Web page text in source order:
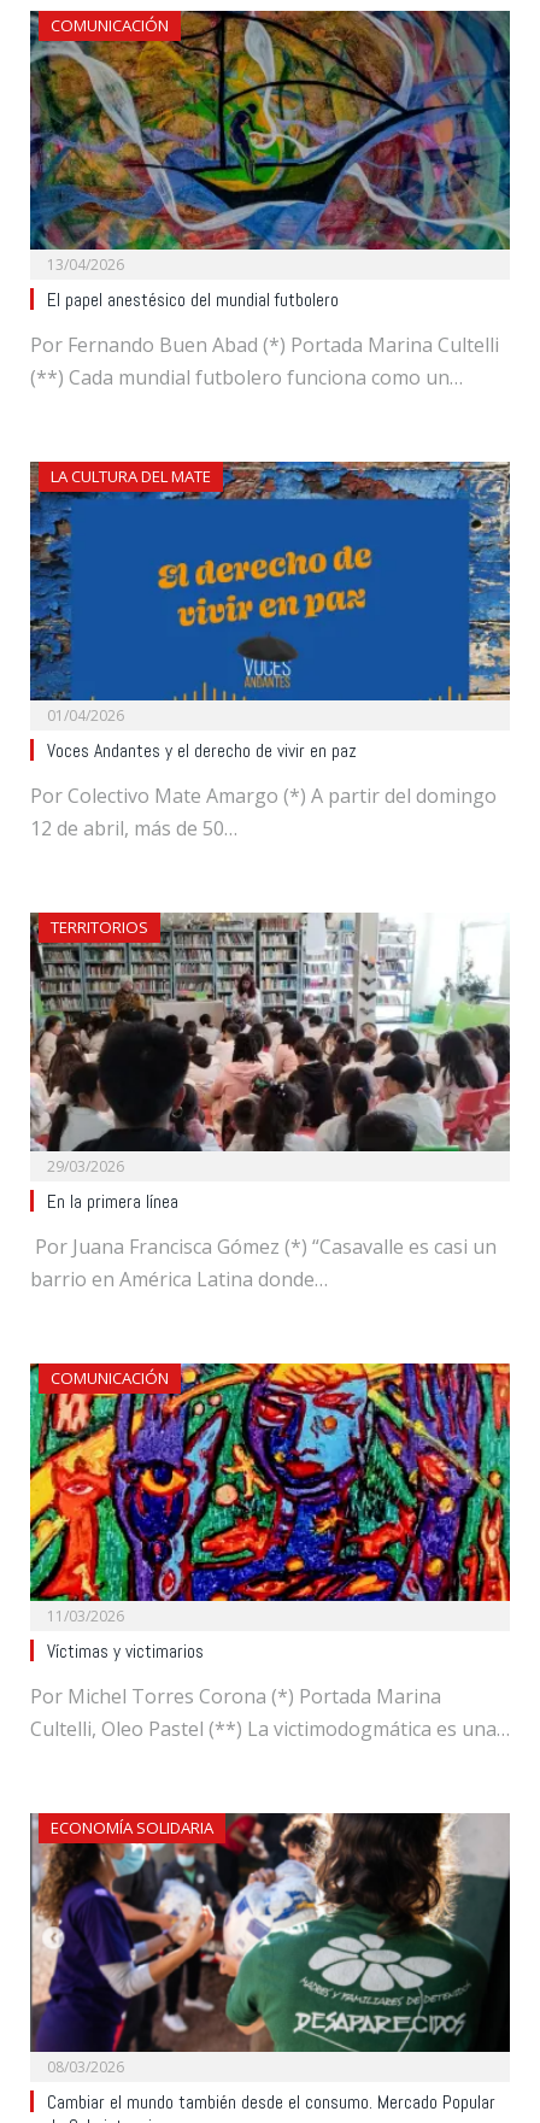
COMUNICACIÓN
13/04/2026
El papel anestésico del mundial futbolero
Por Fernando Buen Abad (*) Portada Marina Cultelli
(**) Cada mundial futbolero funciona como un…
LA CULTURA DEL MATE
01/04/2026
Voces Andantes y el derecho de vivir en paz
Por Colectivo Mate Amargo (*) A partir del domingo
12 de abril, más de 50…
TERRITORIOS
29/03/2026
En la primera línea
Por Juana Francisca Gómez (*) “Casavalle es casi un
barrio en América Latina donde…
COMUNICACIÓN
11/03/2026
Víctimas y victimarios
Por Michel Torres Corona (*) Portada Marina
Cultelli, Oleo Pastel (**) La victimodogmática es una…
ECONOMÍA SOLIDARIA
08/03/2026
Cambiar el mundo también desde el consumo. Mercado Popular